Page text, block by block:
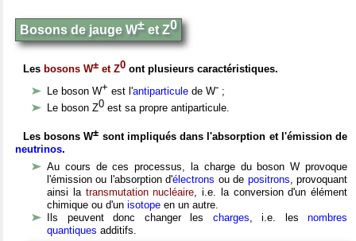
Bosons de jauge W± et Z0
Les bosons W± et Z0 ont plusieurs caractéristiques.
Le boson W+ est l'antiparticule de W- ;
Le boson Z0 est sa propre antiparticule.
Les bosons W± sont impliqués dans l'absorption et l'émission de
neutrinos.
Au cours de ces processus, la charge du boson W provoque
l'émission ou l'absorption d'électrons ou de positrons, provoquant
ainsi la transmutation nucléaire, i.e. la conversion d'un élément
chimique ou d'un isotope en un autre.
Ils peuvent donc changer les charges, i.e. les nombres
quantiques additifs.